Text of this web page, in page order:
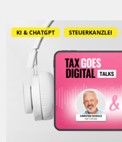
KI & CHATGPT STEUERKANZLEI